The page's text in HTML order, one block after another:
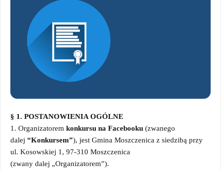
§ 1. POSTANOWIENIA OGÓLNE
1. Organizatorem konkursu na Facebooku (zwanego
dalej “Konkursem”), jest Gmina Moszczenica z siedzibą przy
ul. Kosowskiej 1, 97-310 Moszczenica
(zwany dalej „Organizatorem”).